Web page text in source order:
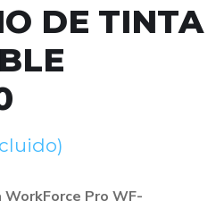
DE TINTA
Pro WF-